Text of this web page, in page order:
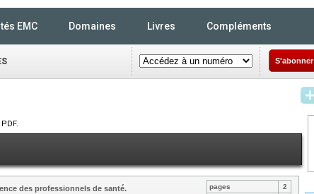
EMC Domaines Livres Compléments
S'abonner
des professionnels de santé.
pages
2